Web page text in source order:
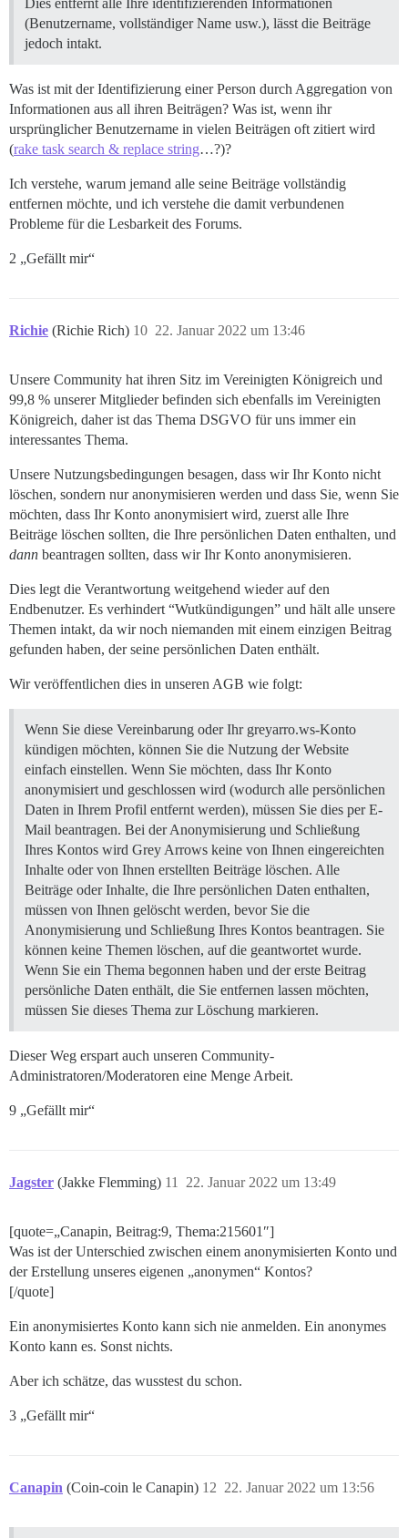
(Benutzername, vollständiger Name usw.), lässt die Beiträge
jedoch intakt.
Was ist mit der Identifizierung einer Person durch Aggregation von
Informationen aus all ihren Beiträgen? Was ist, wenn ihr
ursprünglicher Benutzername in vielen Beiträgen oft zitiert wird
(rake task search & replace string…?)?
Ich verstehe, warum jemand alle seine Beiträge vollständig
entfernen möchte, und ich verstehe die damit verbundenen
Probleme für die Lesbarkeit des Forums.
2 „Gefällt mir“
Richie (Richie Rich) 22. Januar 2022 um 13:46
10
Unsere Community hat ihren Sitz im Vereinigten Königreich und
99,8 % unserer Mitglieder befinden sich ebenfalls im Vereinigten
Königreich, daher ist das Thema DSGVO für uns immer ein
interessantes Thema.
Unsere Nutzungsbedingungen besagen, dass wir Ihr Konto nicht
löschen, sondern nur anonymisieren werden und dass Sie, wenn Sie
möchten, dass Ihr Konto anonymisiert wird, zuerst alle Ihre
Beiträge löschen sollten, die Ihre persönlichen Daten enthalten, und
dann beantragen sollten, dass wir Ihr Konto anonymisieren.
Dies legt die Verantwortung weitgehend wieder auf den
Endbenutzer. Es verhindert “Wutkündigungen” und hält alle unsere
Themen intakt, da wir noch niemanden mit einem einzigen Beitrag
gefunden haben, der seine persönlichen Daten enthält.
Wir veröffentlichen dies in unseren AGB wie folgt:
Wenn Sie diese Vereinbarung oder Ihr greyarro.ws-Konto
kündigen möchten, können Sie die Nutzung der Website
einfach einstellen. Wenn Sie möchten, dass Ihr Konto
anonymisiert und geschlossen wird (wodurch alle persönlichen
Daten in Ihrem Profil entfernt werden), müssen Sie dies per E-
Mail beantragen. Bei der Anonymisierung und Schließung
Ihres Kontos wird Grey Arrows keine von Ihnen eingereichten
Inhalte oder von Ihnen erstellten Beiträge löschen. Alle
Beiträge oder Inhalte, die Ihre persönlichen Daten enthalten,
müssen von Ihnen gelöscht werden, bevor Sie die
Anonymisierung und Schließung Ihres Kontos beantragen. Sie
können keine Themen löschen, auf die geantwortet wurde.
Wenn Sie ein Thema begonnen haben und der erste Beitrag
persönliche Daten enthält, die Sie entfernen lassen möchten,
müssen Sie dieses Thema zur Löschung markieren.
Dieser Weg erspart auch unseren Community-
Administratoren/Moderatoren eine Menge Arbeit.
9 „Gefällt mir“
Jagster (Jakke Flemming) 22. Januar 2022 um 13:49
11
[quote=„Canapin, Beitrag:9, Thema:215601″]
Was ist der Unterschied zwischen einem anonymisierten Konto und
der Erstellung unseres eigenen „anonymen“ Kontos?
[/quote]
Ein anonymisiertes Konto kann sich nie anmelden. Ein anonymes
Konto kann es. Sonst nichts.
Aber ich schätze, das wusstest du schon.
3 „Gefällt mir“
Canapin (Coin-coin le Canapin) 22. Januar 2022 um 13:56
12